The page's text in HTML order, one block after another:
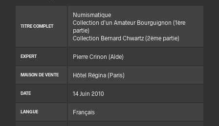
TITRE COMPLET
Numismatique
Collection d’un Amateur Bourguignon (1ère
partie)
Collection Bernard Chwartz (2ème partie)
EXPERT Pierre Crinon (Alde)
MAISON DE VENTE Hôtel Régina (Paris)
DATE 14 Juin 2010
LANGUE Français